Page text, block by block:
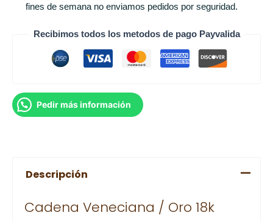
fines de semana no enviamos pedidos por seguridad.
Recibimos todos los metodos de pago Payvalida
Pedir más información
Descripción
Cadena Veneciana / Oro 18k